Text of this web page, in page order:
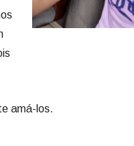
amá-los.